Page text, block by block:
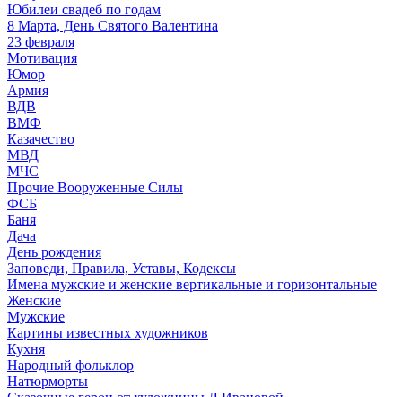
Юбилеи свадеб по годам
8 Марта, День Святого Валентина
23 февраля
Мотивация
Юмор
Армия
ВДВ
ВМФ
Казачество
МВД
МЧС
Прочие Вооруженные Силы
ФСБ
Баня
Дача
День рождения
Заповеди, Правила, Уставы, Кодексы
Имена мужские и женские вертикальные и горизонтальные
Женские
Мужские
Картины известных художников
Кухня
Народный фольклор
Натюрморты